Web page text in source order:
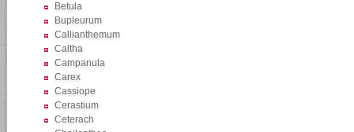
Betula
Bupleurum
Callianthemum
Caltha
Campanula
Carex
Cassiope
Cerastium
Ceterach